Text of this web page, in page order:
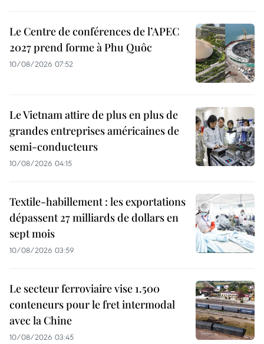
Le Centre de conférences de l’APEC
2027 prend forme à Phu Quôc
10/08/2026 07:52
Le Vietnam attire de plus en plus de
grandes entreprises américaines de
semi-conducteurs
10/08/2026 04:15
Textile-habillement : les exportations
dépassent 27 milliards de dollars en
sept mois
10/08/2026 03:59
Le secteur ferroviaire vise 1.500
conteneurs pour le fret intermodal
avec la Chine
10/08/2026 03:45